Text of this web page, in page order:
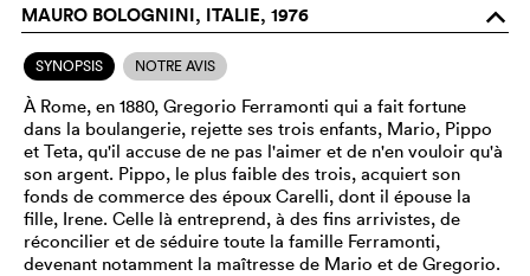
MAURO BOLOGNINI, ITALIE, 1976 o
SYNOPSIS NOTRE AVIS
À Rome, en 1880, Gregorio Ferramonti qui a fait fortune
dans la boulangerie, rejette ses trois enfants, Mario, Pippo
et Teta, qu'il accuse de ne pas l'aimer et de n'en vouloir qu'à
son argent. Pippo, le plus faible des trois, acquiert son
fonds de commerce des époux Carelli, dont il épouse la
fille, Irene. Celle là entreprend, à des fins arrivistes, de
réconcilier et de séduire toute la famille Ferramonti,
devenant notamment la maîtresse de Mario et de Gregorio.